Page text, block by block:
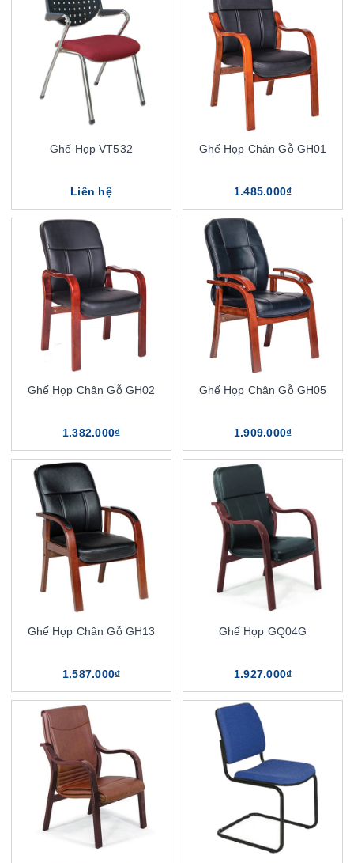
Ghế Họp VT532
Liên hệ
Ghế Họp Chân Gỗ GH01
1.485.000₫
Ghế Họp Chân Gỗ GH02
1.382.000₫
Ghế Họp Chân Gỗ GH05
1.909.000₫
Ghế Họp Chân Gỗ GH13
1.587.000₫
Ghế Họp GQ04G
1.927.000₫